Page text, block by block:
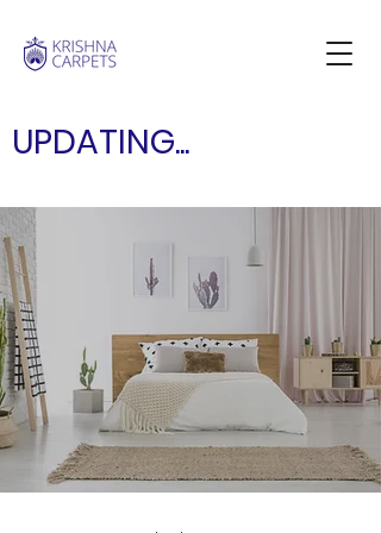
UPDATING...